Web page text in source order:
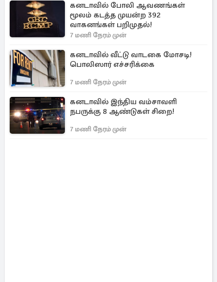
கனடாவில் போலி ஆவணங்கள்
மூலம் கடத்த முயன்ற 392
வாகனங்கள் பறிமுதல்!
7 மணி நேரம் முன்
கனடாவில் வீட்டு வாடகை மோசடி!
பொலிஸார் எச்சரிக்கை
7 மணி நேரம் முன்
கனடாவில் இந்திய வம்சாவளி
நபருக்கு 8 ஆண்டுகள் சிறை!
7 மணி நேரம் முன்